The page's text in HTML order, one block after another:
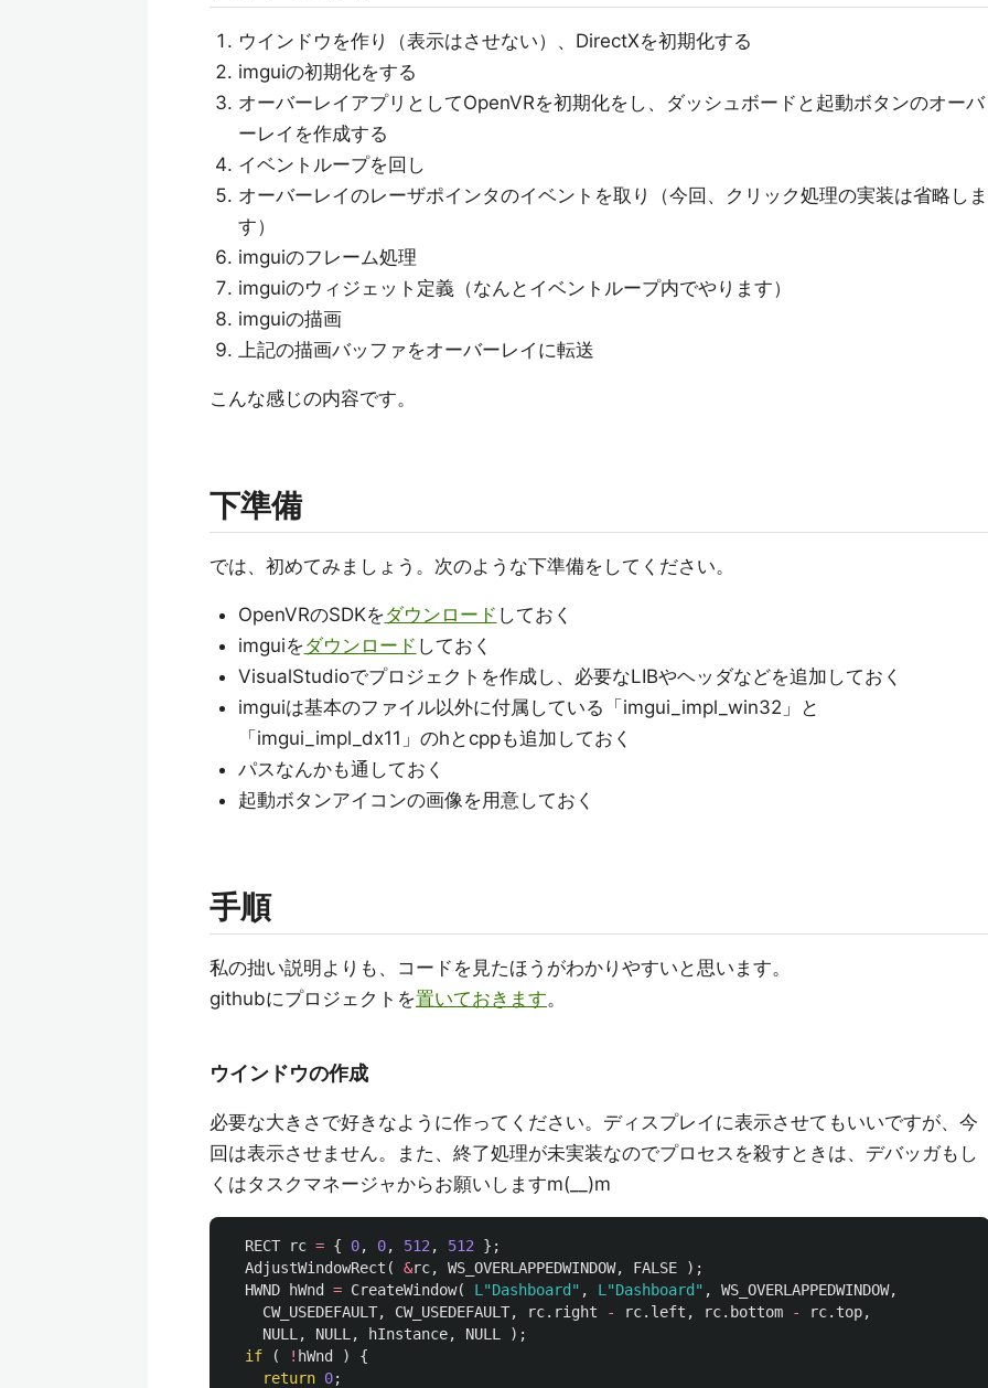
ウインドウを作り（表示はさせない）、DirectXを初期化する
imguiの初期化をする
オーバーレイアプリとしてOpenVRを初期化をし、ダッシュボードと起動ボタンのオーバ
ーレイを作成する
イベントループを回し
オーバーレイのレーザポインタのイベントを取り（今回、クリック処理の実装は省略しま
す）
imguiのフレーム処理
imguiのウィジェット定義（なんとイベントループ内でやります）
imguiの描画
上記の描画バッファをオーバーレイに転送
こんな感じの内容です。
下準備
では、初めてみましょう。次のような下準備をしてください。
OpenVRのSDKをダウンロード しておく
imguiをダウンロード しておく
VisualStudioでプロジェクトを作成し、必要なLIBやヘッダなどを追加しておく
imguiは基本のファイル以外に付属している「imgui_impl_win32」と
「imgui_impl_dx11」のhとcppも追加しておく
パスなんかも通しておく
起動ボタンアイコンの画像を用意しておく
手順
私の拙い説明よりも、コードを見たほうがわかりやすいと思います。
githubにプロジェクトを置いておきます。
ウインドウの作成
必要な大きさで好きなように作ってください。ディスプレイに表示させてもいいですが、今
回は表示させません。また、終了処理が未実装なのでプロセスを殺すときは、デバッガもし
くはタスクマネージャからお願いしますm(__)m
RECT rc = { 0, 0, 512 , 512
};
AdjustWindowRect ( &rc, WS_OVERLAPPEDWINDOW, FALSE
);
HWND
hWnd = CreateWindow( L"Dashboard" , L"Dashboard" , WS_OVERLAPPEDWINDOW,
CW_USEDEFAULT, CW_USEDEFAULT, rc. right - rc. left , rc. bottom - rc. top,
NULL , NULL , hInstance, NULL
);
if
( ! hWnd )
{
return 0;